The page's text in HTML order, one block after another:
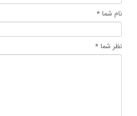
نام شما *
نظر شما *